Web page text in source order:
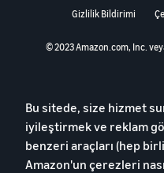
Gizlilik Bildirimi
© 2023 Amazon.com, Inc.
Bu sitede, size hizmet
iyileştirmek ve reklam
benzeri araçları (hep
Amazon'un çerezleri